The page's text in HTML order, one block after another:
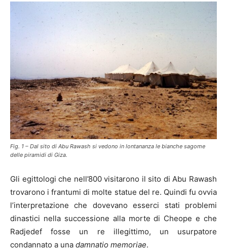
Fig. 1 – Dal sito di Abu Rawash si vedono in lontananza le bianche sagome
delle piramidi di Giza.
Gli egittologi che nell’800 visitarono il sito di Abu Rawash
trovarono i frantumi di molte statue del re. Quindi fu ovvia
l’interpretazione che dovevano esserci stati problemi
dinastici nella successione alla morte di Cheope e che
Radjedef fosse un re illegittimo, un usurpatore
condannato a una damnatio memoriae.